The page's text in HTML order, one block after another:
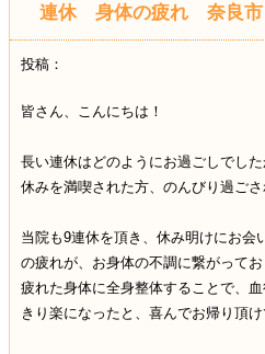
連休 身体の疲れ 奈良
投稿：
皆さん、こんにちは！
長い連休はどのようにお過ごしでした
休みを満喫された方、のんびり過ご
当院も9連休を頂き、休み明けにお会
の疲れが、お身体の不調に繋がって
疲れた身体に全身整体することで、
きり楽になったと、喜んでお帰り頂け